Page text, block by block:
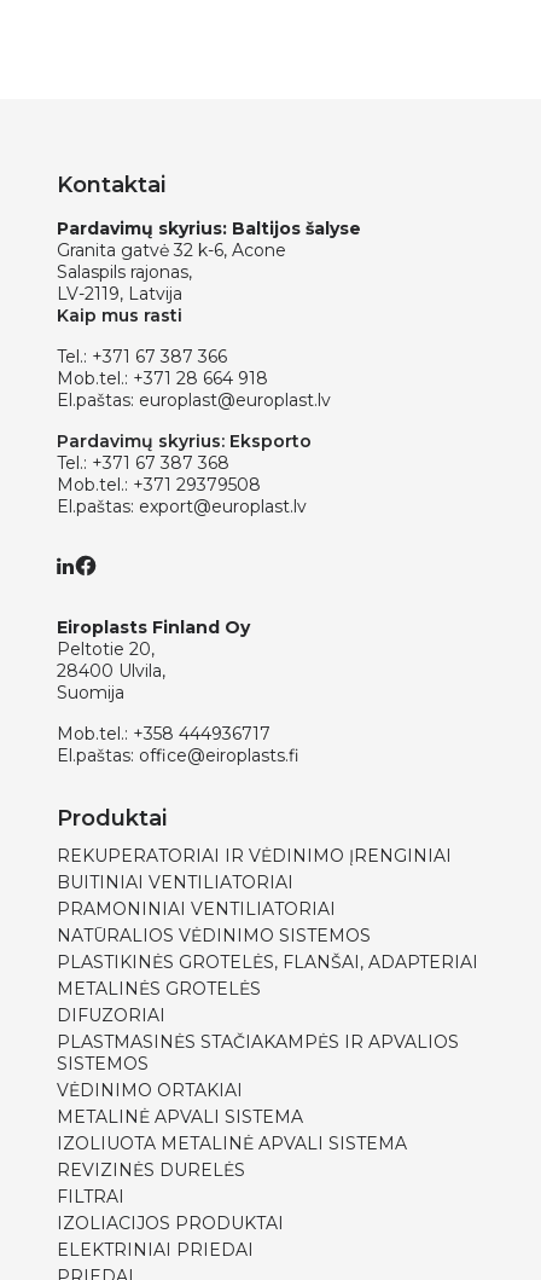
Kontaktai
Pardavimų skyrius: Baltijos šalyse
Granita gatvė 32 k-6, Acone
Salaspils rajonas,
LV-2119, Latvija
Kaip mus rasti
Tel.: +371 67 387 366
Mob.tel.: +371 28 664 918
El.paštas: europlast@europlast.lv
Pardavimų skyrius: Eksporto
Tel.: +371 67 387 368
Mob.tel.: +371 29379508
El.paštas: export@europlast.lv
Eiroplasts Finland Oy
Peltotie 20,
28400 Ulvila,
Suomija
Mob.tel.: +358 444936717
El.paštas: office@eiroplasts.fi
Produktai
REKUPERATORIAI IR VĖDINIMO ĮRENGINIAI
BUITINIAI VENTILIATORIAI
PRAMONINIAI VENTILIATORIAI
NATŪRALIOS VĖDINIMO SISTEMOS
PLASTIKINĖS GROTELĖS, FLANŠAI, ADAPTERIAI
METALINĖS GROTELĖS
DIFUZORIAI
PLASTMASINĖS STAČIAKAMPĖS IR APVALIOS
SISTEMOS
VĖDINIMO ORTAKIAI
METALINĖ APVALI SISTEMA
IZOLIUOTA METALINĖ APVALI SISTEMA
REVIZINĖS DURELĖS
FILTRAI
IZOLIACIJOS PRODUKTAI
ELEKTRINIAI PRIEDAI